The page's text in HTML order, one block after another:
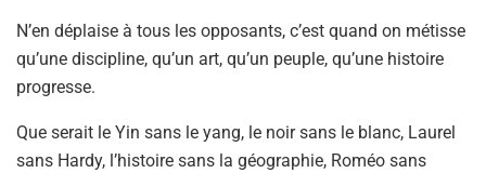
N’en déplaise à tous les opposants, c’est quand on métisse
qu’une discipline, qu’un art, qu’un peuple, qu’une histoire
progresse.
Que serait le Yin sans le yang, le noir sans le blanc, Laurel
sans Hardy, l’histoire sans la géographie, Roméo sans